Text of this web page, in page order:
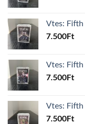
Vtes:
7.500Ft
Vtes: Fifth
7.500Ft
Vtes: Fifth
7.500Ft